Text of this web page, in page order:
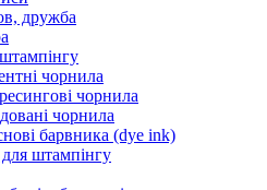
дружба
чорнила
чорнила
чорнила
барвника (dye ink)
штампінгу